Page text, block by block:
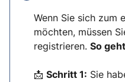
Wenn Sie sich zum
möchten, müssen
registrieren. So
📩 Schritt 1: Sie